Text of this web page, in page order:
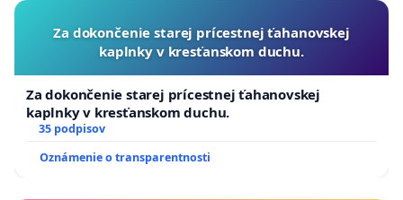
Za dokončenie starej prícestnej ťahanovskej
kaplnky v kresťanskom duchu.
Za dokončenie starej prícestnej ťahanovskej
kaplnky v kresťanskom duchu.
35 podpisov
Oznámenie o transparentnosti